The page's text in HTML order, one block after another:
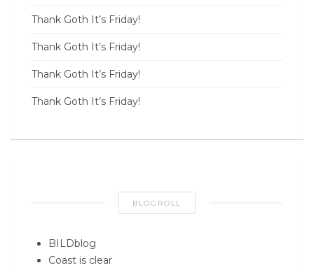
Thank Goth It’s Friday!
Thank Goth It’s Friday!
Thank Goth It’s Friday!
Thank Goth It’s Friday!
BLOGROLL
BILDblog
Coast is clear